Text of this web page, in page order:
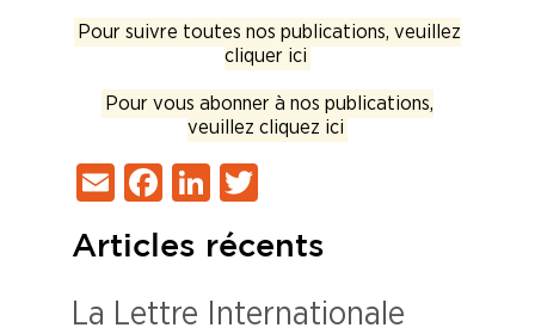
Pour suivre toutes nos publications, veuillez
cliquer ici
Pour vous abonner à nos publications,
veuillez cliquez ici
EmailFacebook
LinkedIn
Articles récents
La Lettre Internationale